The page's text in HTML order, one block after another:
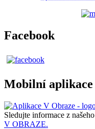
Facebook
Mobilní aplikace
Sledujte informace z
V OBRAZE.